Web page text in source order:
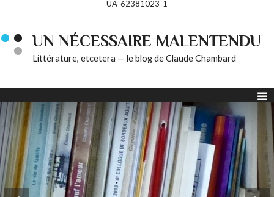
UA-62381023-1
UN NÉCESSAIRE MALENTENDU
Littérature, etcetera — le blog de Claude Chambard